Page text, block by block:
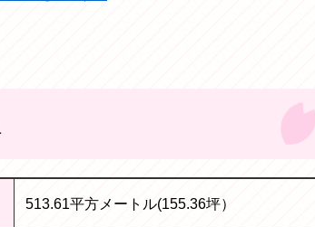
513.61平方メートル(155.36坪）